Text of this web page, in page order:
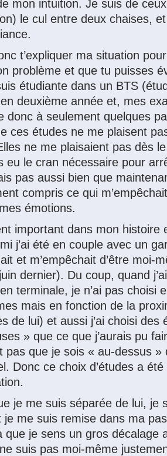
mon intuition. Je suis de
le cul entre deux chaises,
t’expliquer ma situation
problème et que tu puisses
étudiante dans un BTS
deuxième année et, mes
donc à seulement quelques
ces études ne me plaisent
ne me plaisaient pas dès
eu le cran nécessaire pour
pas aussi bien que
compris ce qui
émotions.
important dans mon histoire
j’ai été en couple avec un
et m’empêchait d’être moi-
dernier). Du coup, quand
terminale, je n’ai pas choisi
mais en fonction de la
de lui) et aussi j’ai choisi des
» que ce que j’aurais pu
pas que je sois « au-dessus »
Donc ce choix d’études a
je me suis séparée de lui, je
je me suis remise dans ma
que je sens un gros décalage
suis pas moi-même